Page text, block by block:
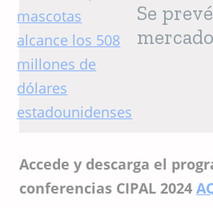
Se
dólares
Accede y descarga el
conferencias CIPAL 2024